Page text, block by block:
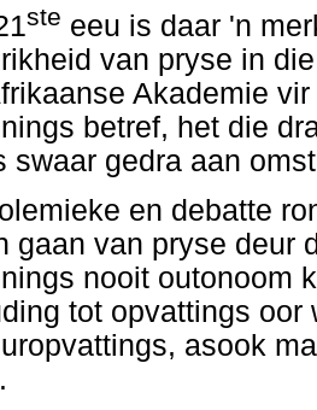
ste eeu is daar 'n
van pryse in
Akademie
betref, het die
swaar gedra aan
en debatte
gaan van pryse deur
nooit outonoom
tot opvattings oor
asook